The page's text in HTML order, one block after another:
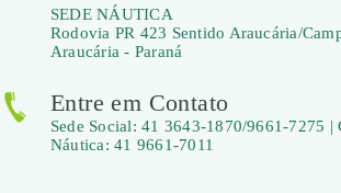
SEDE NÁUTICA
Rodovia PR 423 Sentido Araucária/
Araucária - Paraná
Entre em Contato
Sede Social: 41 3643-1870/9661-7275 |
Náutica: 41 9661-7011